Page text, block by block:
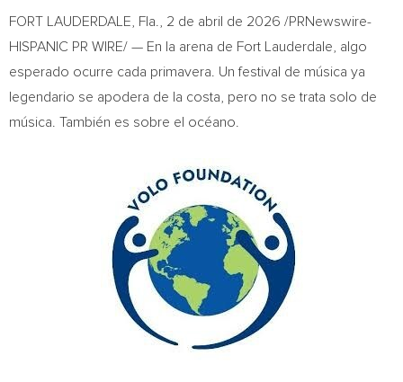
FORT LAUDERDALE, Fla. 2 de abril de 2026 /PRNewswire-
HISPANIC PR WIRE/ — En la arena de Fort Lauderdale, algo
esperado ocurre cada primavera. Un festival de música ya
legendario se apodera de la costa, pero no se trata solo de
música. También es sobre el océano.